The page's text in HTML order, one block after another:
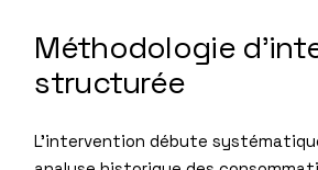
Méthodologie
structurée
L’intervention débute